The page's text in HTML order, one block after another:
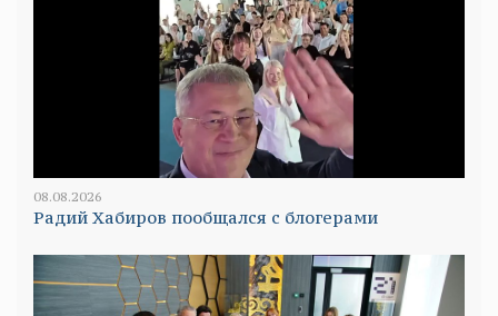
08.08.2026
Радий Хабиров пообщался с блогерами